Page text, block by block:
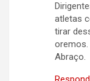
atletas
tirar
oremos.
Abraço.